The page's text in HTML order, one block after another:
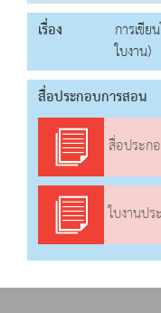
เรื่อง
การเขี
ใบงาน)
สื่อประกอบการสอน
สื่อประกอบ
ใบงานประ